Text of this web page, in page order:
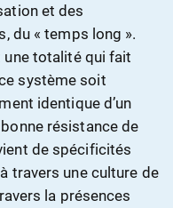
et des
du « temps long ».
une totalité qui fait
système soit
identique d’un
résistance de
de spécificités
travers une culture de
la présences